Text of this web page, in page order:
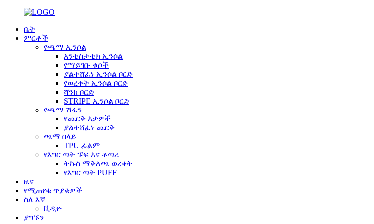
ቤት
ምርቶች
የጫማ ኢንሶል
አንቲስታቲክ ኢንሶል
የማይገቡ ቁሶች
ያልተሸፈነ ኢንሶል ቦርድ
የወረቀት ኢንሶል ቦርድ
ሻንክ ቦርድ
STRIPE ኢንሶል ቦርድ
የጫማ ሽፋን
የጨርቅ እቃዎች
ያልተሸፈነ ጨርቅ
ጫማ በላይ
TPU ፊልም
የእግር ጣት ፑፍ እና ቆጣሪ
ትኩስ ማቅለጫ ወረቀት
የእግር ጣት PUFF
ዜና
የሚጠየቁ ጥያቄዎች
ስለ እኛ
ቪዲዮ
ያግኙን